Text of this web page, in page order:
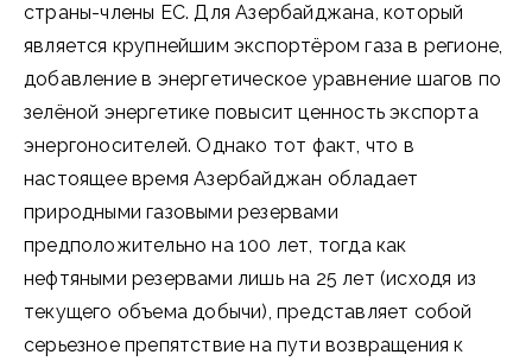
страны-члены ЕС. Для Азербайджана, который
является крупнейшим экспортёром газа в регионе,
добавление в энергетическое уравнение шагов по
зелёной энергетике повысит ценность экспорта
энергоносителей. Однако тот факт, что в
настоящее время Азербайджан обладает
природными газовыми резервами
предположительно на 100 лет, тогда как
нефтяными резервами лишь на 25 лет (исходя из
текущего объема добычи), представляет собой
серьезное препятствие на пути возвращения к